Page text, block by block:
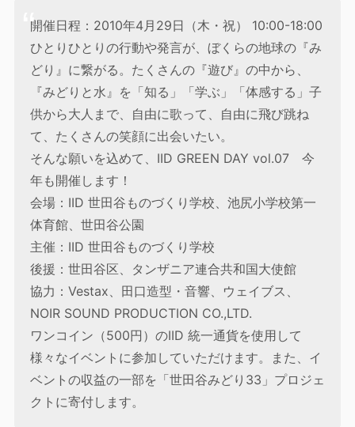
開催日程：2010年4月29日（木・祝） 10:00-18:00
ひとりひとりの行動や発言が、ぼくらの地球の『み
どり』に繋がる。たくさんの『遊び』の中から、
『みどりと水』を「知る」「学ぶ」「体感する」子
供から大人まで、自由に歌って、自由に飛び跳ね
て、たくさんの笑顔に出会いたい。
そんな願いを込めて、IID GREEN DAY vol.07 今
年も開催します！
会場：IID 世田谷ものづくり学校、池尻小学校第一
体育館、世田谷公園
主催：IID 世田谷ものづくり学校
後援：世田谷区、タンザニア連合共和国大使館
協力：Vestax、田口造型・音響、ウェイブス、
NOIR SOUND PRODUCTION CO.,LTD.
ワンコイン（500円）のIID 統一通貨を使用して
様々なイベントに参加していただけます。また、イ
ベントの収益の一部を「世田谷みどり33」プロジェ
クトに寄付します。